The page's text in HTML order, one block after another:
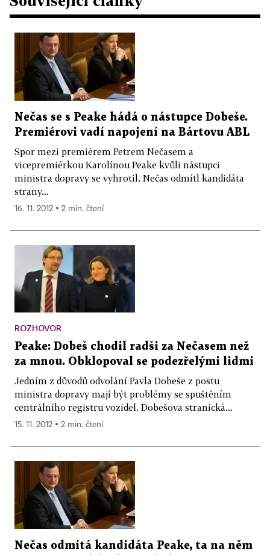
Nečas se s Peake hádá o nástupce Dobeše.
Premiérovi vadí napojení na Bártovu ABL
Spor mezi premiérem Petrem Nečasem a
vicepremiérkou Karolínou Peake kvůli nástupci
ministra dopravy se vyhrotil. Nečas odmítl kandidáta
strany...
16. 11. 2012 ▪ 2 min. čtení
ROZHOVOR
Peake: Dobeš chodil radši za Nečasem než
za mnou. Obklopoval se podezřelými lidmi
Jedním z důvodů odvolání Pavla Dobeše z postu
ministra dopravy mají být problémy se spuštěním
centrálního registru vozidel. Dobešova stranická...
15. 11. 2012 ▪ 2 min. čtení
Nečas odmítá kandidáta Peake, ta na něm